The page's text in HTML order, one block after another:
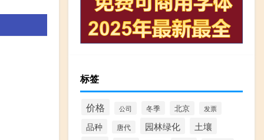
标签
价格 公司 冬季 北京 发票
品种 唐代 园林绿化
土壤